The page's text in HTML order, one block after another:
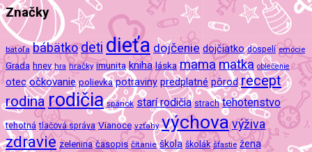
Značky
batoľa bábätkodeti dieťa dojčenie dojčiatko dospelí emócie
Grada hnev hra hračky imunita kniha láska mama matka oblečenie
otec očkovanie polievka potraviny predplatné pôrod recept
rodina rodičia spánok starí rodičia strach tehotenstvo
tehotná tlačová správa Vianoce vzťahy výchova výživa
zdravie zelenina časopis čítanie škola školák šťastie žena